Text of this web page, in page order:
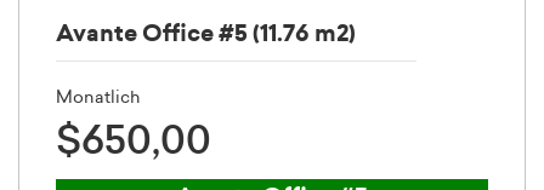
Avante Office #5 (11.76 m2)
Monatlich
$650,00